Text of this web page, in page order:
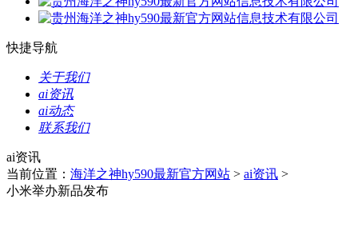
快捷导航
关于我们
ai资讯
ai动态
联系我们
ai资讯
当前位置： 海洋之神hy590最新官方网站 > ai资讯 >
小米举办新品发布